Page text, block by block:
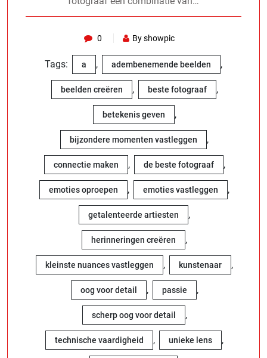
0 By showpic
Tags: a , adembenemende beelden ,
beelden creëren , beste fotograaf ,
betekenis geven ,
bijzondere momenten vastleggen ,
connectie maken , de beste fotograaf ,
emoties oproepen , emoties vastleggen ,
getalenteerde artiesten ,
herinneringen creëren ,
kleinste nuances vastleggen , kunstenaar ,
oog voor detail , passie ,
scherp oog voor detail ,
technische vaardigheid , unieke lens ,